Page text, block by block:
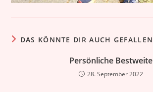
DAS KÖNNTE DIR AUCH GEFALLEN
Persönliche Bestweite
28. September 2022